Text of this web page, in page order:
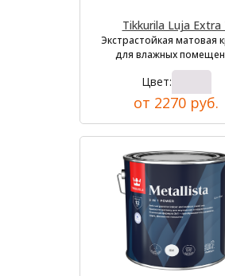
Tikkurila Luja Extra
Экстрастойкая матовая
для влажных
Цвет:
от 2270 руб.